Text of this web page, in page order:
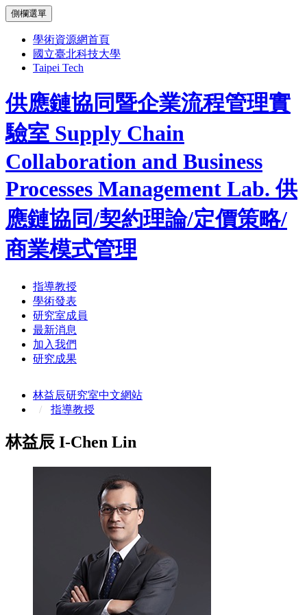
側欄選單
學術資源網首頁
國立臺北科技大學
Taipei Tech
供應鏈協同暨企業流程管理實
驗室 Supply Chain
Collaboration and Business
Processes Management Lab. 供
應鏈協同/契約理論/定價策略/
商業模式管理
指導教授
學術發表
研究室成員
最新消息
加入我們
研究成果
林益辰研究室中文網站
指導教授
林益辰 I-Chen Lin